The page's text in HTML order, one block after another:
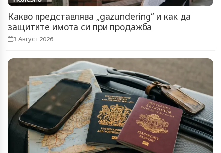
Какво представлява „gazundering“ и как да
защитите имота си при продажба
3 Август 2026